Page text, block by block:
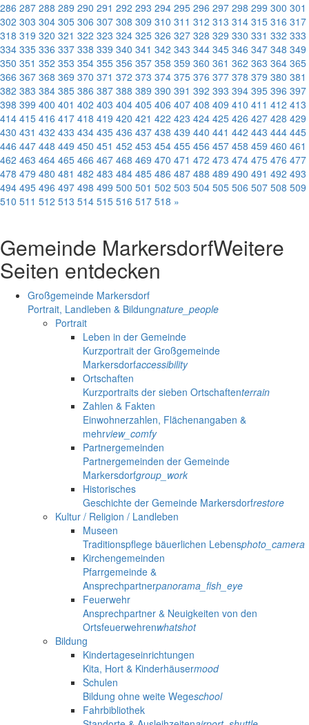
286 287 288 289 290 291 292 293 294 295 296 297 298 299 300 301
302 303 304 305 306 307 308 309 310 311 312 313 314 315 316 317
318 319 320 321 322 323 324 325 326 327 328 329 330 331 332 333
334 335 336 337 338 339 340 341 342 343 344 345 346 347 348 349
350 351 352 353 354 355 356 357 358 359 360 361 362 363 364 365
366 367 368 369 370 371 372 373 374 375 376 377 378 379 380 381
382 383 384 385 386 387 388 389 390 391 392 393 394 395 396 397
398 399 400 401 402 403 404 405 406 407 408 409 410 411 412 413
414 415 416 417 418 419 420 421 422 423 424 425 426 427 428 429
430 431 432 433 434 435 436 437 438 439 440 441 442 443 444 445
446 447 448 449 450 451 452 453 454 455 456 457 458 459 460 461
462 463 464 465 466 467 468 469 470 471 472 473 474 475 476 477
478 479 480 481 482 483 484 485 486 487 488 489 490 491 492 493
494 495 496 497 498 499 500 501 502 503 504 505 506 507 508 509
510 511 512 513 514 515 516 517 518 »
Gemeinde MarkersdorfWeitere
Seiten entdecken
Großgemeinde Markersdorf
Portrait, Landleben & Bildungnature_people
Portrait
Leben in der Gemeinde
Kurzportrait der Großgemeinde
Markersdorfaccessibility
Ortschaften
Kurzportraits der sieben Ortschaftenterrain
Zahlen & Fakten
Einwohnerzahlen, Flächenangaben &
mehrview_comfy
Partnergemeinden
Partnergemeinden der Gemeinde
Markersdorfgroup_work
Historisches
Geschichte der Gemeinde Markersdorfrestore
Kultur / Religion / Landleben
Museen
Traditionspflege bäuerlichen Lebensphoto_camera
Kirchengemeinden
Pfarrgemeinde &
Ansprechpartnerpanorama_fish_eye
Feuerwehr
Ansprechpartner & Neuigkeiten von den
Ortsfeuerwehrenwhatshot
Bildung
Kindertageseinrichtungen
Kita, Hort & Kinderhäusermood
Schulen
Bildung ohne weite Wegeschool
Fahrbibliothek